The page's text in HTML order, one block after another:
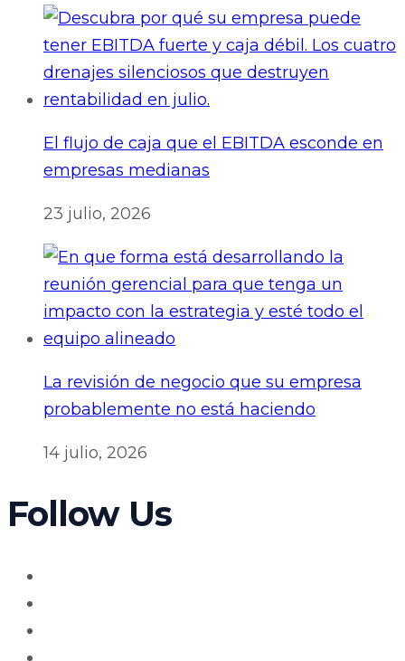
El flujo de caja que el EBITDA esconde en
empresas medianas
23 julio, 2026
La revisión de negocio que su empresa
probablemente no está haciendo
14 julio, 2026
Follow Us